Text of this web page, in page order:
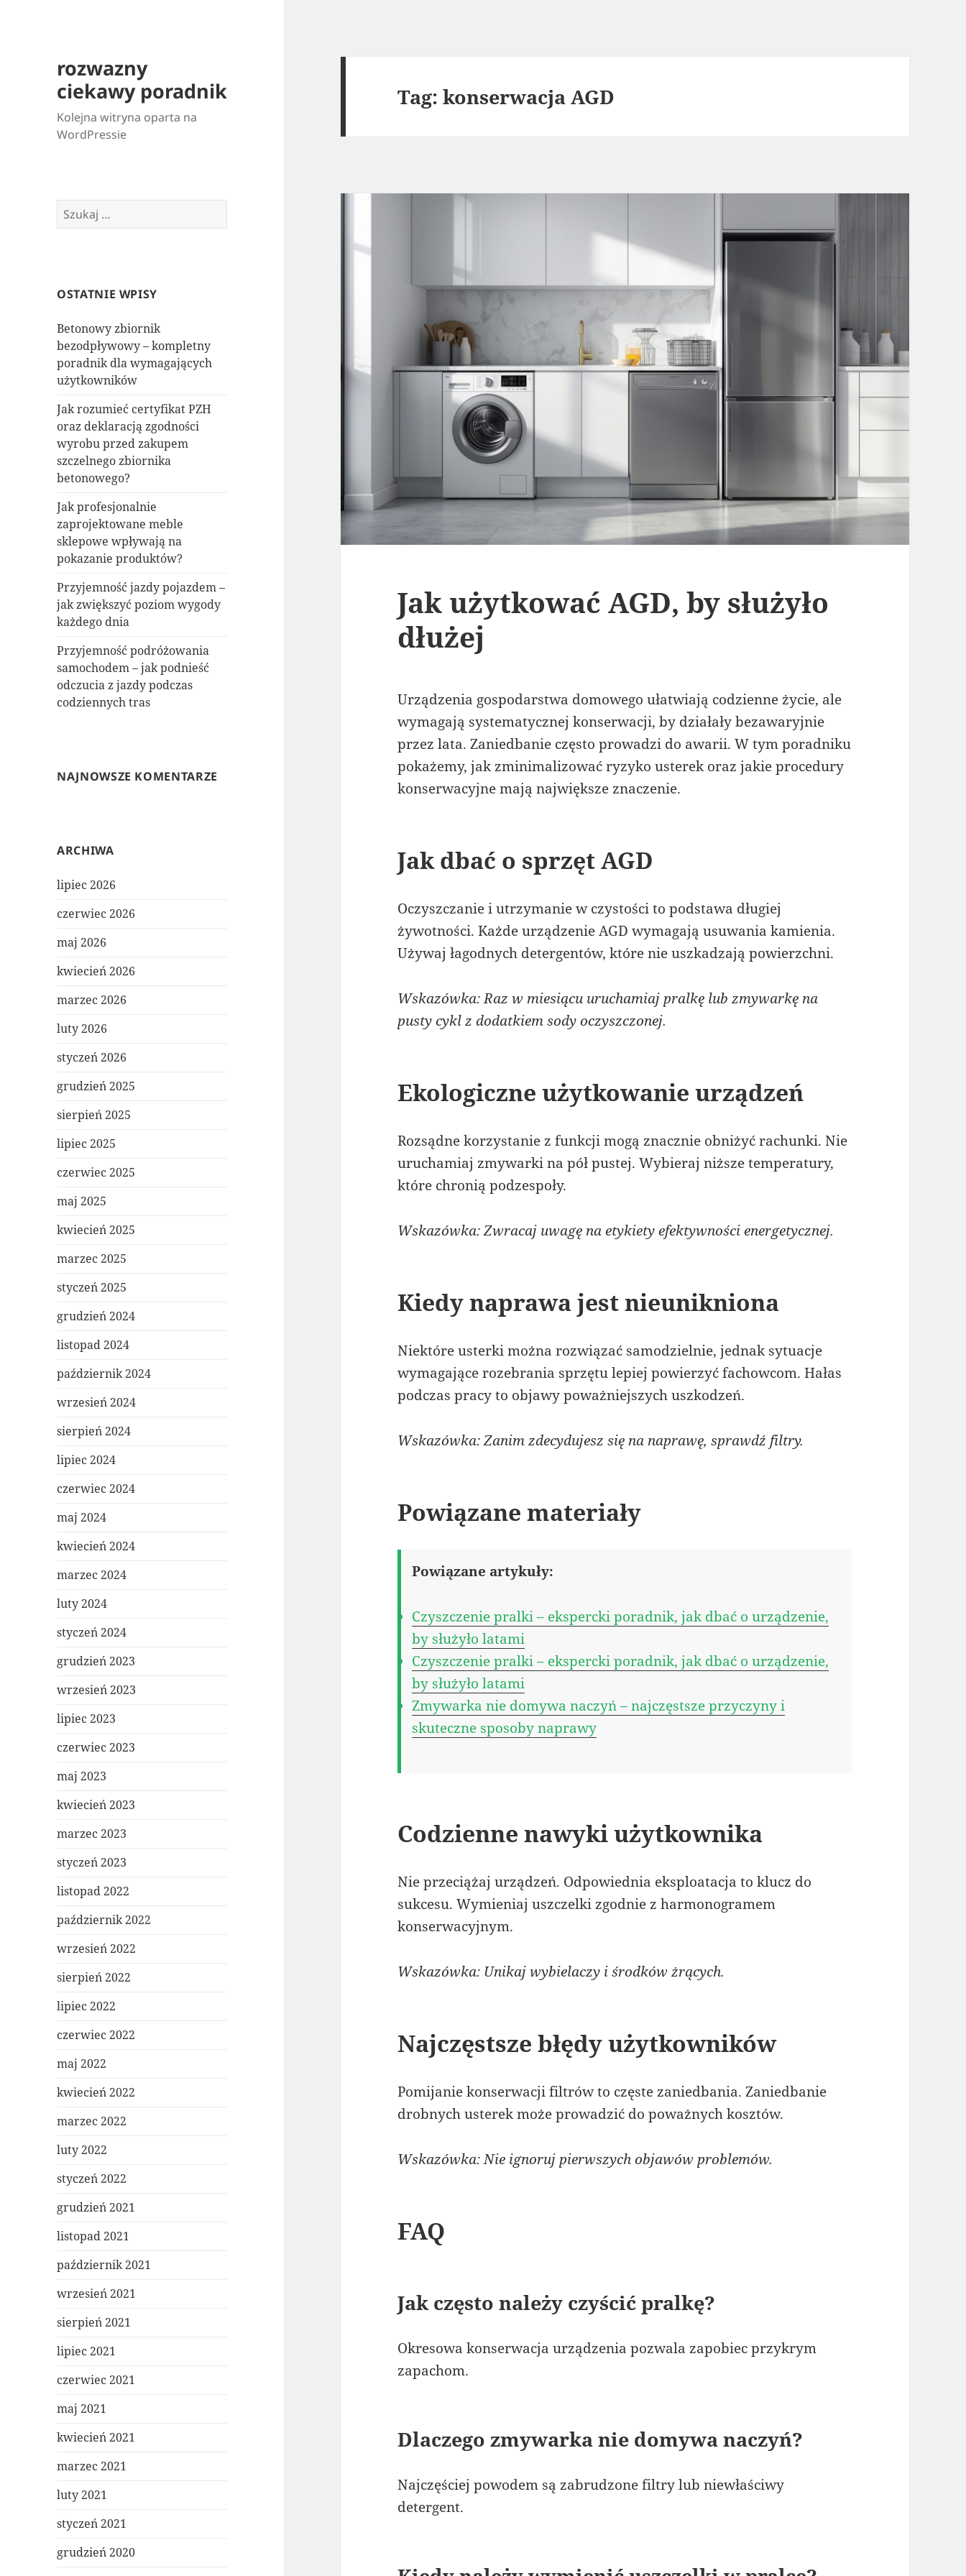
rozwazny
ciekawy poradnik
Kolejna witryna oparta na
WordPressie
Szukaj:
OSTATNIE WPISY
Betonowy zbiornik
bezodpływowy – kompletny
poradnik dla wymagających
użytkowników
Jak rozumieć certyfikat PZH
oraz deklaracją zgodności
wyrobu przed zakupem
szczelnego zbiornika
betonowego?
Jak profesjonalnie
zaprojektowane meble
sklepowe wpływają na
pokazanie produktów?
Przyjemność jazdy pojazdem –
jak zwiększyć poziom wygody
każdego dnia
Przyjemność podróżowania
samochodem – jak podnieść
odczucia z jazdy podczas
codziennych tras
NAJNOWSZE KOMENTARZE
ARCHIWA
lipiec 2026
czerwiec 2026
maj 2026
kwiecień 2026
marzec 2026
luty 2026
styczeń 2026
grudzień 2025
sierpień 2025
lipiec 2025
czerwiec 2025
maj 2025
kwiecień 2025
marzec 2025
styczeń 2025
grudzień 2024
listopad 2024
październik 2024
wrzesień 2024
sierpień 2024
lipiec 2024
czerwiec 2024
maj 2024
kwiecień 2024
marzec 2024
luty 2024
styczeń 2024
grudzień 2023
wrzesień 2023
lipiec 2023
czerwiec 2023
maj 2023
kwiecień 2023
marzec 2023
styczeń 2023
listopad 2022
październik 2022
wrzesień 2022
sierpień 2022
lipiec 2022
czerwiec 2022
maj 2022
kwiecień 2022
marzec 2022
luty 2022
styczeń 2022
grudzień 2021
listopad 2021
październik 2021
wrzesień 2021
sierpień 2021
lipiec 2021
czerwiec 2021
maj 2021
kwiecień 2021
marzec 2021
luty 2021
styczeń 2021
grudzień 2020
Tag:konserwacja AGD
Jak użytkować AGD, by służyło
dłużej
Urządzenia gospodarstwa domowego ułatwiają codzienne życie, ale
wymagają systematycznej konserwacji, by działały bezawaryjnie
przez lata. Zaniedbanie często prowadzi do awarii. W tym poradniku
pokażemy, jak zminimalizować ryzyko usterek oraz jakie procedury
konserwacyjne mają największe znaczenie.
Jak dbać o sprzęt AGD
Oczyszczanie i utrzymanie w czystości to podstawa długiej
żywotności. Każde urządzenie AGD wymagają usuwania kamienia.
Używaj łagodnych detergentów, które nie uszkadzają powierzchni.
Wskazówka: Raz w miesiącu uruchamiaj pralkę lub zmywarkę na
pusty cykl z dodatkiem sody oczyszczonej.
Ekologiczne użytkowanie urządzeń
Rozsądne korzystanie z funkcji mogą znacznie obniżyć rachunki. Nie
uruchamiaj zmywarki na pół pustej. Wybieraj niższe temperatury,
które chronią podzespoły.
Wskazówka: Zwracaj uwagę na etykiety efektywności energetycznej.
Kiedy naprawa jest nieunikniona
Niektóre usterki można rozwiązać samodzielnie, jednak sytuacje
wymagające rozebrania sprzętu lepiej powierzyć fachowcom. Hałas
podczas pracy to objawy poważniejszych uszkodzeń.
Wskazówka: Zanim zdecydujesz się na naprawę, sprawdź filtry.
Powiązane materiały
Powiązane artykuły:
Czyszczenie pralki – ekspercki poradnik, jak dbać o urządzenie,
by służyło latami
Czyszczenie pralki – ekspercki poradnik, jak dbać o urządzenie,
by służyło latami
Zmywarka nie domywa naczyń – najczęstsze przyczyny i
skuteczne sposoby naprawy
Codzienne nawyki użytkownika
Nie przeciążaj urządzeń. Odpowiednia eksploatacja to klucz do
sukcesu. Wymieniaj uszczelki zgodnie z harmonogramem
konserwacyjnym.
Wskazówka: Unikaj wybielaczy i środków żrących.
Najczęstsze błędy użytkowników
Pomijanie konserwacji filtrów to częste zaniedbania. Zaniedbanie
drobnych usterek może prowadzić do poważnych kosztów.
Wskazówka: Nie ignoruj pierwszych objawów problemów.
FAQ
Jak często należy czyścić pralkę?
Okresowa konserwacja urządzenia pozwala zapobiec przykrym
zapachom.
Dlaczego zmywarka nie domywa naczyń?
Najczęściej powodem są zabrudzone filtry lub niewłaściwy
detergent.